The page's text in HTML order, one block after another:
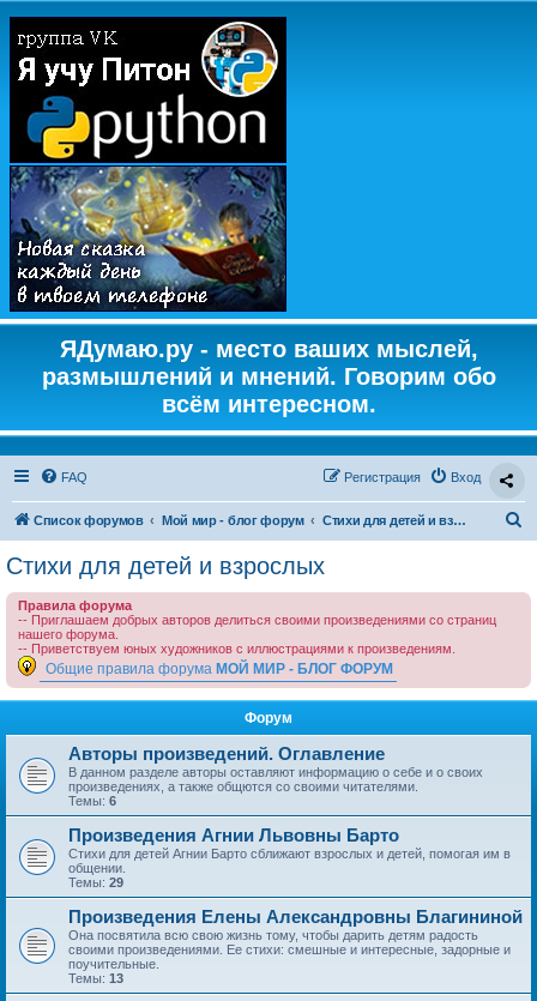
ЯДумаю.ру - место ваших мыслей,
размышлений и мнений. Говорим обо
всём интересном.
FAQ Вход
Регистрация
Список форумов Мой мир - блог форум Стихи для детей и взрослых
Стихи для детей и взрослых
Правила форума
-- Приглашаем добрых авторов делиться своими произведениями со страниц
нашего форума.
-- Приветствуем юных художников с иллюстрациями к произведениям.
Общие правила форума МОЙ МИР - БЛОГ ФОРУМ
Форум
Авторы произведений. Оглавление
В данном разделе авторы оставляют информацию о себе и о своих
произведениях, а также общются со своими читателями.
Темы: 6
Произведения Агнии Львовны Барто
Стихи для детей Агнии Барто сближают взрослых и детей, помогая им в
общении.
Темы: 29
Произведения Елены Александровны Благининой
Она посвятила всю свою жизнь тому, чтобы дарить детям радость
своими произведениями. Ее стихи: смешные и интересные, задорные и
поучительные.
Темы: 13